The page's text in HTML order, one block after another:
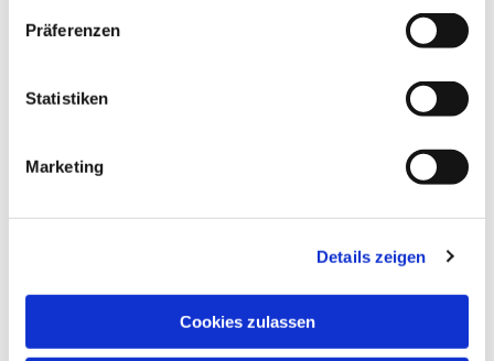
Präferenzen
Statistiken
Marketing
Details zeigen
Cookies zulassen